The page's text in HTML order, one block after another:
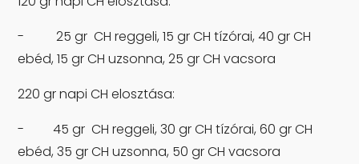
-25 gr CH reggeli, 15 gr CH tízórai, 40 gr CH
ebéd, 15 gr CH uzsonna, 25 gr CH vacsora
220 gr napi CH elosztása:
- 45 gr CH reggeli, 30 gr CH tízórai, 60 gr CH
ebéd, 35 gr CH uzsonna, 50 gr CH vacsora